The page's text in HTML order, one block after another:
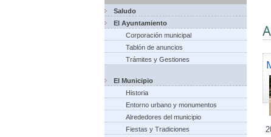
Saludo
El Ayuntamiento
Corporación municipal
Tablón de anuncios
Trámites y Gestiones
El Municipio
Historia
Entorno urbano y monumentos
Alrededores del municipio
Fiestas y Tradiciones